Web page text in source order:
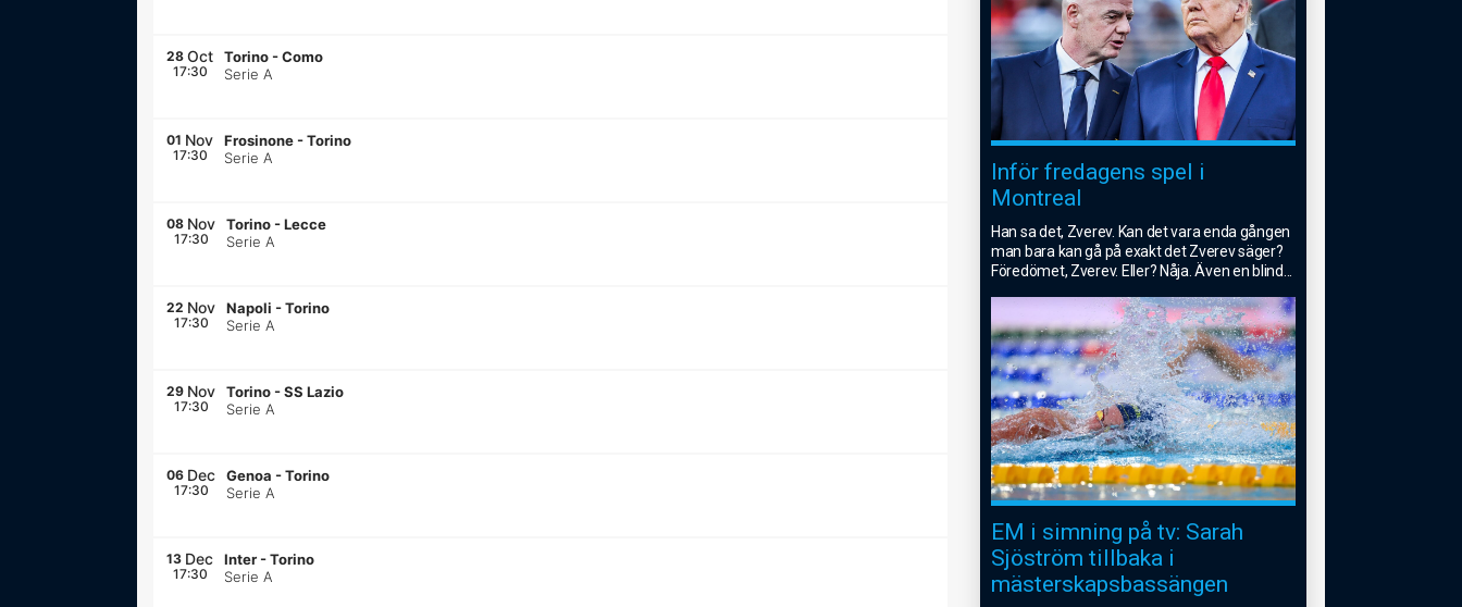
28 Oct
17:30
Torino -Como
Serie A
01 Nov
17:30
Frosinone -Torino
Serie A
08 Nov
17:30
Torino -Lecce
Serie A
22 Nov
17:30
Napoli -Torino
Serie A
29 Nov
17:30
Torino -SS Lazio
Serie A
06 Dec
17:30
Genoa -Torino
Serie A
13 Dec
17:30
Inter -Torino
Serie A
Inför fredagens spel i
Montreal
Han sa det, Zverev. Kan det vara enda gången
man bara kan gå på exakt det Zverev säger?
Föredömet, Zverev. Eller? Nåja. Även en blind
EM i simning på tv: Sarah
Sjöström tillbaka i
mästerskapsbassängen